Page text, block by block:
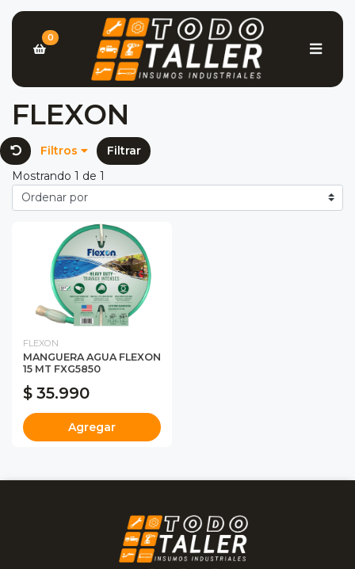
0
FLEXON
Filtros
Filtrar
Mostrando 1 de 1
FLEXON
MANGUERA AGUA FLEXON
15 MT FXG5850
$ 35.990
Agregar